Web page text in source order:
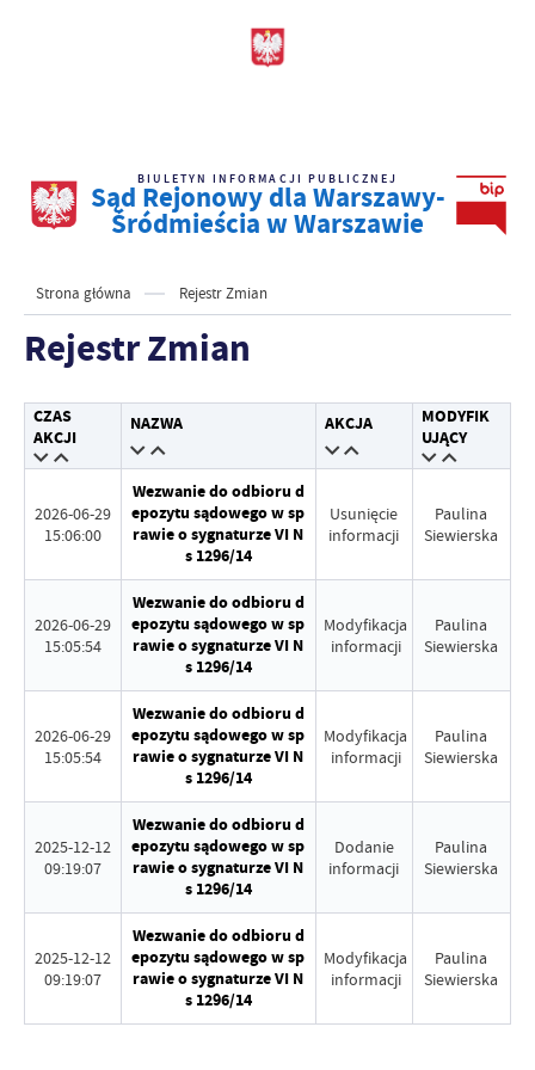
BIULETYN INFORMACJI PUBLICZNEJ
Sąd Rejonowy dla Warszawy-
Śródmieścia w Warszawie
Strona główna Rejestr Zmian
Rejestr Zmian
CZAS
AKCJI
NAZWA AKCJA
MODYFIK
UJĄCY
2026-06-29
15:06:00
Wezwanie do odbioru d
epozytu sądowego w sp
rawie o sygnaturze VI N
s 1296/14
Usunięcie
informacji
Paulina
Siewierska
2026-06-29
15:05:54
Wezwanie do odbioru d
epozytu sądowego w sp
rawie o sygnaturze VI N
s 1296/14
Modyfikacja
informacji
Paulina
Siewierska
2026-06-29
15:05:54
Wezwanie do odbioru d
epozytu sądowego w sp
rawie o sygnaturze VI N
s 1296/14
Modyfikacja
informacji
Paulina
Siewierska
2025-12-12
09:19:07
Wezwanie do odbioru d
epozytu sądowego w sp
rawie o sygnaturze VI N
s 1296/14
Dodanie
informacji
Paulina
Siewierska
2025-12-12
09:19:07
Wezwanie do odbioru d
epozytu sądowego w sp
rawie o sygnaturze VI N
s 1296/14
Modyfikacja
informacji
Paulina
Siewierska